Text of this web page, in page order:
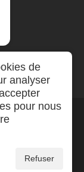
de
analyser
pour nous
Refuser